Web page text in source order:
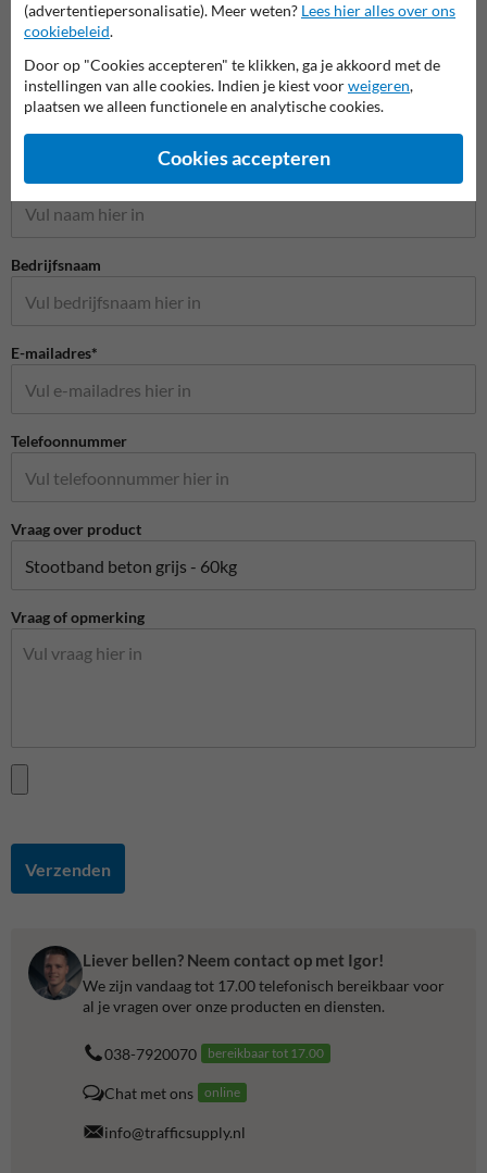
Naam*
Bedrijfsnaam
E-mailadres*
Telefoonnummer
Vraag over product
Vraag of opmerking
Verzenden
Liever bellen? Neem contact op met Igor!
We zijn vandaag tot 17.00 telefonisch bereikbaar voor
al je vragen over onze producten en diensten.
038-7920070 bereikbaar tot 17.00
Chat met ons online
info@trafficsupply.nl
(advertentiepersonalisatie). Meer weten? Lees hier alles over ons
cookiebeleid.
Door op "Cookies accepteren" te klikken, ga je akkoord met de
instellingen van alle cookies. Indien je kiest voorweigeren,
plaatsen we alleen functionele en analytische cookies.
Cookies accepteren